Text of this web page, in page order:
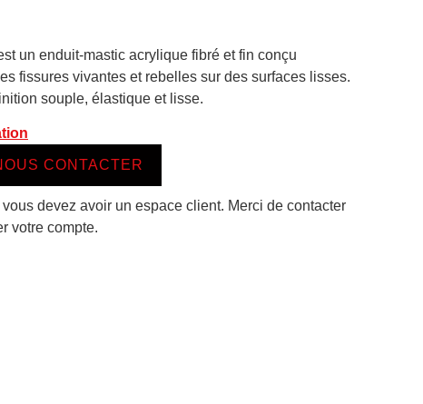
un enduit-mastic acrylique fibré et fin conçu
fissures vivantes et rebelles sur des surfaces lisses.
souple, élastique et lisse.
CONTACTER
devez avoir un espace client. Merci de contacter
votre compte.